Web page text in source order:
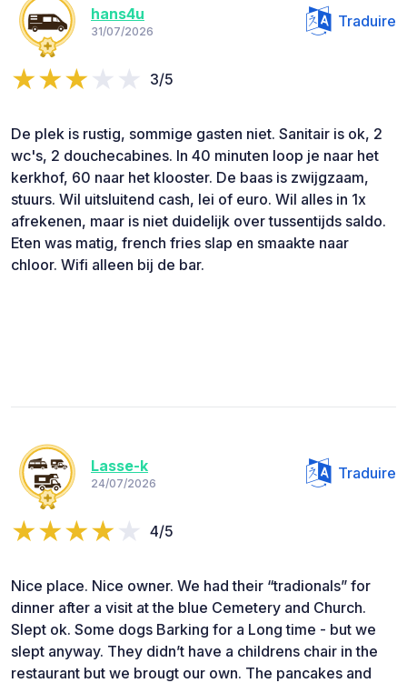
hans4u
31/07/2026
Traduire
3/5
De plek is rustig, sommige gasten niet. Sanitair is ok, 2
wc's, 2 douchecabines. In 40 minuten loop je naar het
kerkhof, 60 naar het klooster. De baas is zwijgzaam,
stuurs. Wil uitsluitend cash, lei of euro. Wil alles in 1x
afrekenen, maar is niet duidelijk over tussentijds saldo.
Eten was matig, french fries slap en smaakte naar
chloor. Wifi alleen bij de bar.
Lasse-k
24/07/2026
Traduire
4/5
Nice place. Nice owner. We had their “tradionals” for
dinner after a visit at the blue Cemetery and Church.
Slept ok. Some dogs Barking for a Long time - but we
slept anyway. They didn’t have a childrens chair in the
restaurant but we brougt our own. The pancakes and